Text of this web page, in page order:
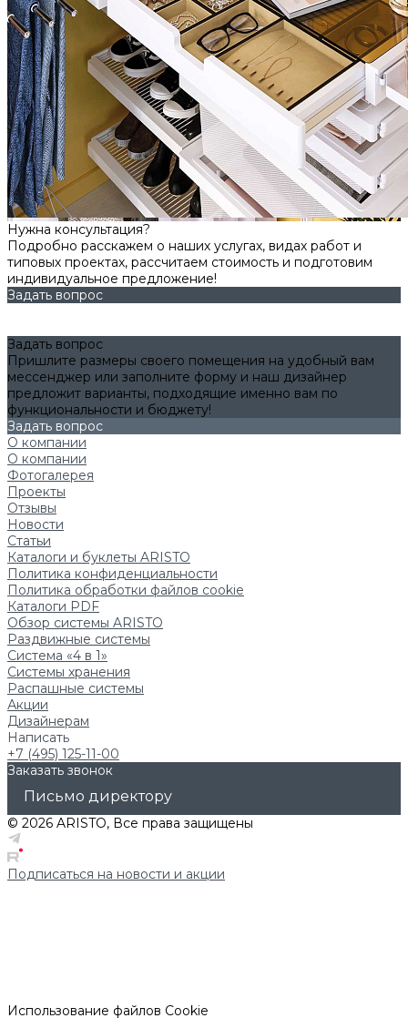
Нужна консультация?
Подробно расскажем о наших услугах, видах работ и
типовых проектах, рассчитаем стоимость и подготовим
индивидуальное предложение!
Задать вопрос
Задать вопрос
Пришлите размеры своего помещения на удобный вам
мессенджер или заполните форму и наш дизайнер
предложит варианты, подходящие именно вам по
функциональности и бюджету!
Задать вопрос
О компании
О компании
Фотогалерея
Проекты
Отзывы
Новости
Статьи
Каталоги и буклеты ARISTO
Политика конфиденциальности
Политика обработки файлов cookie
Каталоги PDF
Обзор системы ARISTO
Раздвижные системы
Система «4 в 1»
Системы хранения
Распашные системы
Акции
Дизайнерам
Написать
+7 (495) 125-11-00
Заказать звонок
Письмо директору
© 2026 ARISTO, Все права защищены
Подписаться на новости и акции
Использование файлов Cookie